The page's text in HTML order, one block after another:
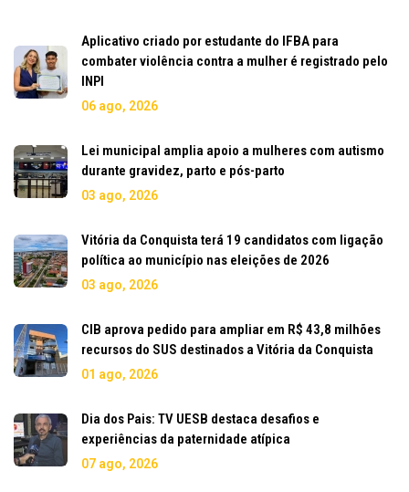
Aplicativo criado por estudante do IFBA para
combater violência contra a mulher é registrado pelo
INPI
06 ago, 2026
Lei municipal amplia apoio a mulheres com autismo
durante gravidez, parto e pós-parto
03 ago, 2026
Vitória da Conquista terá 19 candidatos com ligação
política ao município nas eleições de 2026
03 ago, 2026
CIB aprova pedido para ampliar em R$ 43,8 milhões
recursos do SUS destinados a Vitória da Conquista
01 ago, 2026
Dia dos Pais: TV UESB destaca desafios e
experiências da paternidade atípica
07 ago, 2026